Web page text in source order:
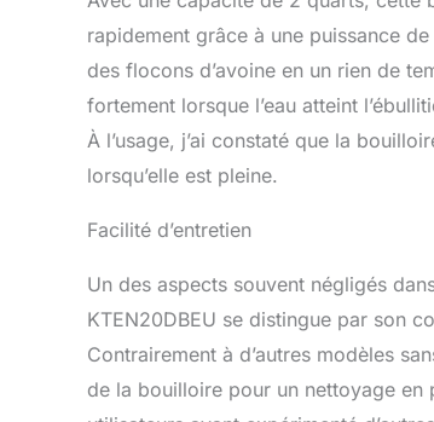
rapidement grâce à une puissance
des flocons d’avoine en un rien de
fortement lorsque l’eau atteint
À l’usage, j’ai constaté que la
lorsqu’elle est pleine.
Facilité d’entretien
Un des aspects souvent négligés
KTEN20DBEU se distingue par son
Contrairement à d’autres modèles
de la bouilloire pour un nettoyage en